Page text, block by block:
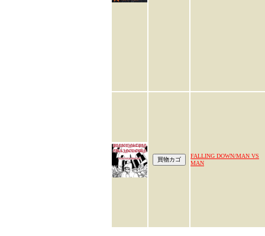
FALLING DOWN/MAN VS
MAN